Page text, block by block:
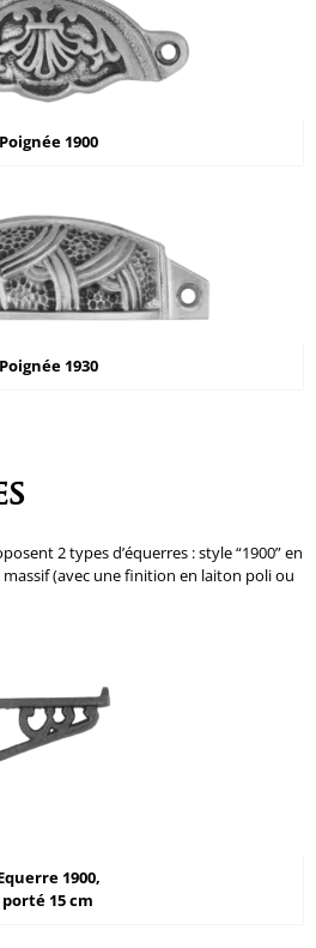
Poignée 1900
Poignée 1930
2 types d’équerres : style “1900” en
(avec une finition en laiton poli ou
1900,
porté 15 cm